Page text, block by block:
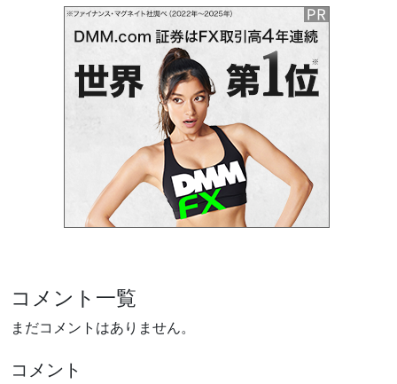
コメント一覧
まだコメントはありません。
コメント